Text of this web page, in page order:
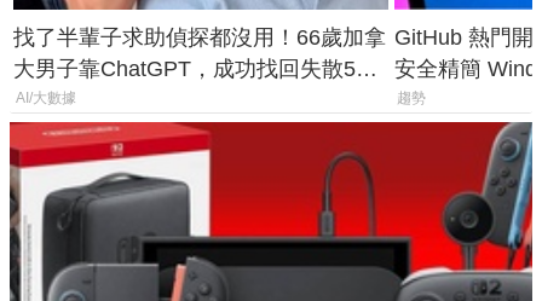
找了半輩子求助偵探都沒用！66歲加拿
大男子靠ChatGPT，成功找回失散50
年家人
AI/大數據
GitHub 熱門開
安全精簡
後台追蹤
趨勢